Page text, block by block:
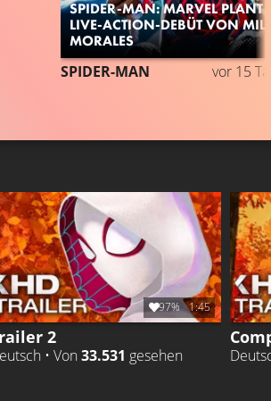
SPIDER-MAN: MARVEL PLANT
LIVE-ACTION-DEBÜT VON MILES
MORALES
SPIDER-MAN vor 15
97% 1:45
2
• Von 33.531 gesehen